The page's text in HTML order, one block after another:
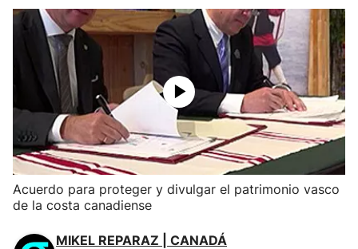
Acuerdo para proteger y divulgar el patrimonio vasco
de la costa canadiense
MIKEL REPARAZ | CANADÁ